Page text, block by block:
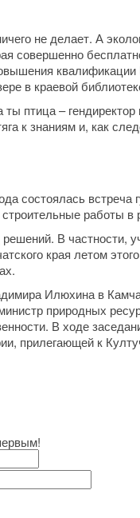
не делает. А
совершенно
в краевой
ты птица –
к знаниям и, как
состоялась
работы в
В частности,
края летом
Илюхина в
природных
В ходе
прилегающей к